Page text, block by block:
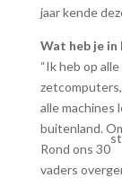
jaar kende
Wat heb je
“Ik heb op
alle machines
buitenland.
Rond ons 30
vaders